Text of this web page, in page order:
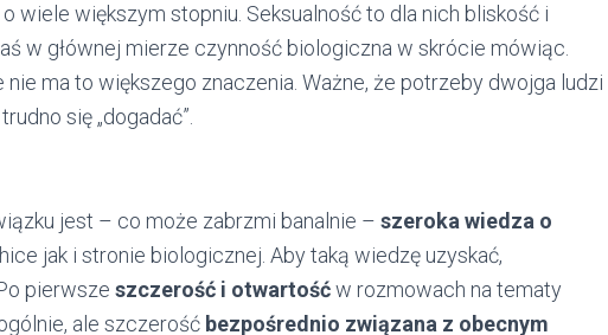
wiele większym stopniu. Seksualność to dla nich bliskość i
w głównej mierze czynność biologiczna w skrócie mówiąc.
ma to większego znaczenia. Ważne, że potrzeby dwojga ludzi
się „dogadać”.
jest – co może zabrzmi banalnie – szeroka wiedza o
jak i stronie biologicznej. Aby taką wiedzę uzyskać,
pierwsze szczerość i otwartośćw rozmowach na tematy
ale szczerość bezpośrednio związana z obecnym